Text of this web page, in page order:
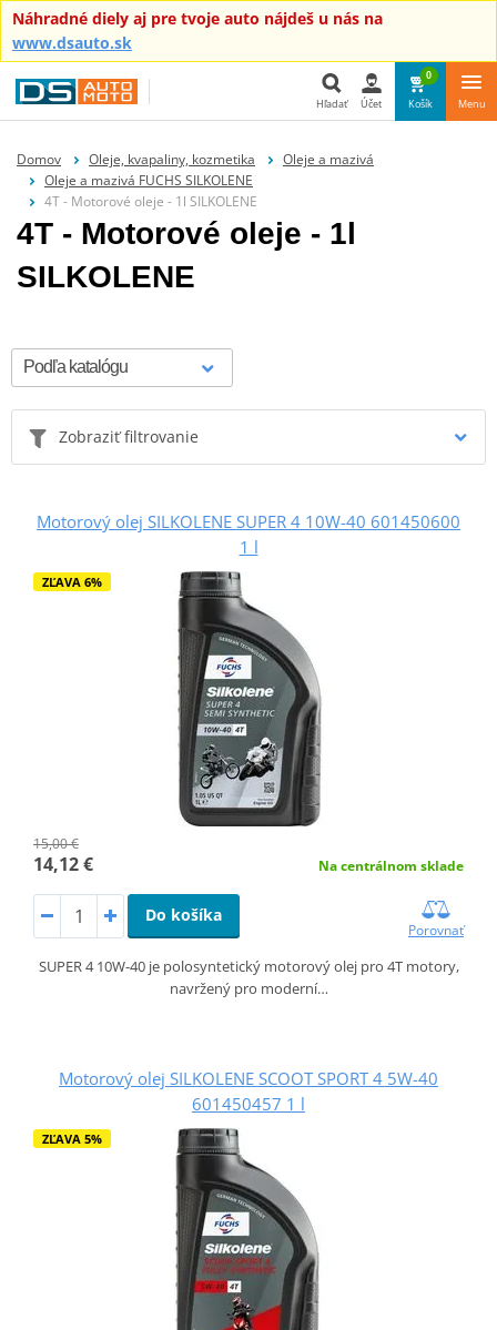
Náhradné diely aj pre tvoje auto nájdeš u nás na
www.dsauto.sk
Hľadať Účet
0
Košík Menu
Domov Oleje, kvapaliny, kozmetika
Oleje a mazivá
Oleje a mazivá FUCHS SILKOLENE
4T - Motorové oleje - 1l SILKOLENE
4T - Motorové oleje - 1l
SILKOLENE
Zobraziť filtrovanie
Motorový olej SILKOLENE SUPER 4 10W-40 601450600
1 l
ZĽAVA 6%
15,00 €
14,12 € Na centrálnom sklade
Do košíka
Porovnať
SUPER 4 10W-40 je polosyntetický motorový olej pro 4T motory,
navržený pro moderní…
Motorový olej SILKOLENE SCOOT SPORT 4 5W-40
601450457 1 l
ZĽAVA 5%